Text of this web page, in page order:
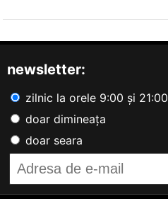
newsletter:
zilnic la orele 9:00 și 21:00
doar dimineața
doar seara